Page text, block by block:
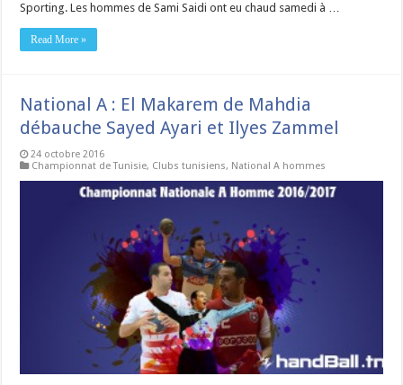
Sporting. Les hommes de Sami Saidi ont eu chaud samedi à …
Read More »
National A : El Makarem de Mahdia
débauche Sayed Ayari et Ilyes Zammel
24 octobre 2016
Championnat de Tunisie, Clubs tunisiens, National A hommes